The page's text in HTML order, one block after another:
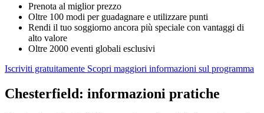
Prenota al miglior prezzo
Oltre 100 modi per guadagnare e utilizzare punti
Rendi il tuo soggiorno ancora più speciale con vantaggi di
alto valore
Oltre 2000 eventi globali esclusivi
Iscriviti gratuitamente Scopri maggiori informazioni sul programma
Chesterfield: informazioni pratiche